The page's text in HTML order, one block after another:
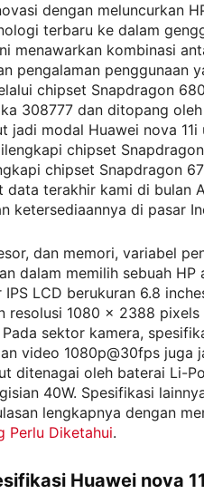
dengan meluncurkan
terbaru ke dalam
menawarkan kombinasi
pengalaman penggunaan
chipset Snapdragon
308777 dan ditopang
jadi modal Huawei nova
chipset
chipset Snapdragon
data terakhir kami di bulan
ketersediaannya di pasar
dan memori, variabel
dalam memilih sebuah
IPS LCD berukuran 6.8
resolusi 1080 x 2388
sektor kamera,
video 1080p@30fps juga
ditenagai oleh baterai Li-
40W. Spesifikasi
lengkapnya dengan
Perlu Diketahui.
Huawei nova